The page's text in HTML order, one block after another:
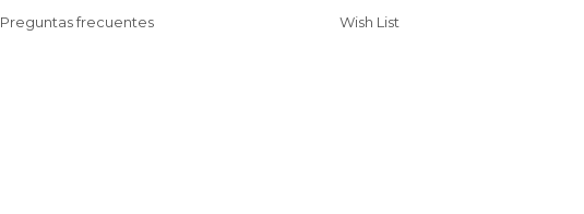
Preguntas frecuentes
Wish List